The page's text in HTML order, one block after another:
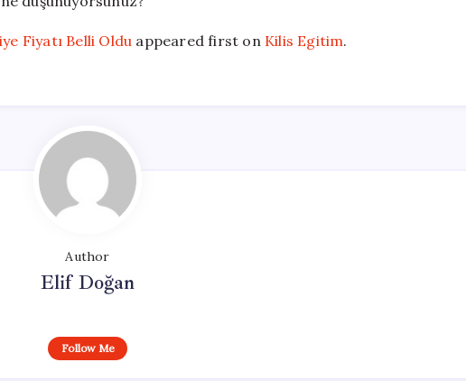
Fiyatı Belli Oldu appeared first on Kilis Egitim.
Author
Elif Doğan
Follow Me